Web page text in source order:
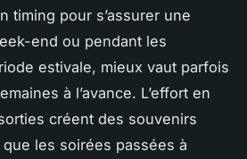
timing pour s’assurer une
end ou pendant les
estivale, mieux vaut parfois
à l’avance. L’effort en
créent des souvenirs
les soirées passées à